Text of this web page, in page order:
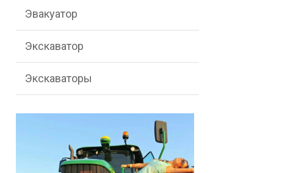
Эвакуатор
Экскаватор
Экскаваторы